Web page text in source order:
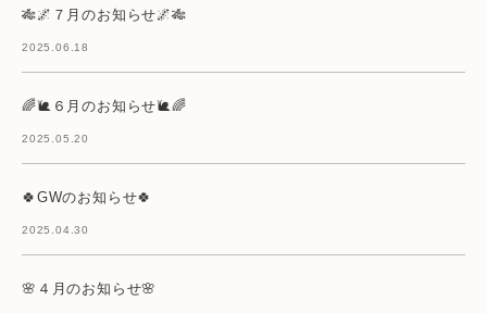
🎋🌌７月のお知らせ🌌🎋
2025.06.18
🌈🐌６月のお知らせ🐌🌈
2025.05.20
🍀GWのお知らせ🍀
2025.04.30
🌸４月のお知らせ🌸